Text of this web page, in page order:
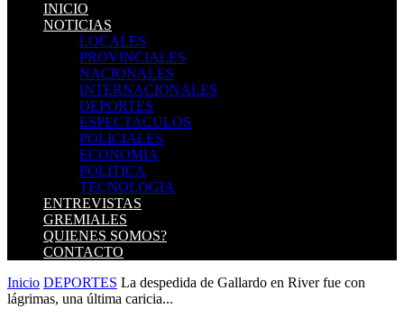
INICIO
NOTICIAS
LOCALES
PROVINCIALES
NACIONALES
INTERNACIONALES
DEPORTES
ESPECTACULOS
POLICIALES
ECONOMIA
POLITICA
TECNOLOGIA
ENTREVISTAS
GREMIALES
QUIENES SOMOS?
CONTACTO
Inicio DEPORTES La despedida de Gallardo en River fue con
lágrimas, una última caricia...